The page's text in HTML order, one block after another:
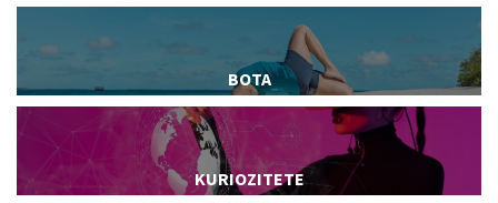
BOTA
KURIOZITETE